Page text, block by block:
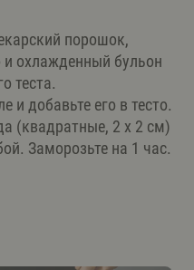
порошок,
и охлажденный бульон
теста.
и добавьте его в тесто.
(квадратные, 2 х 2 см)
Заморозьте на 1 час.